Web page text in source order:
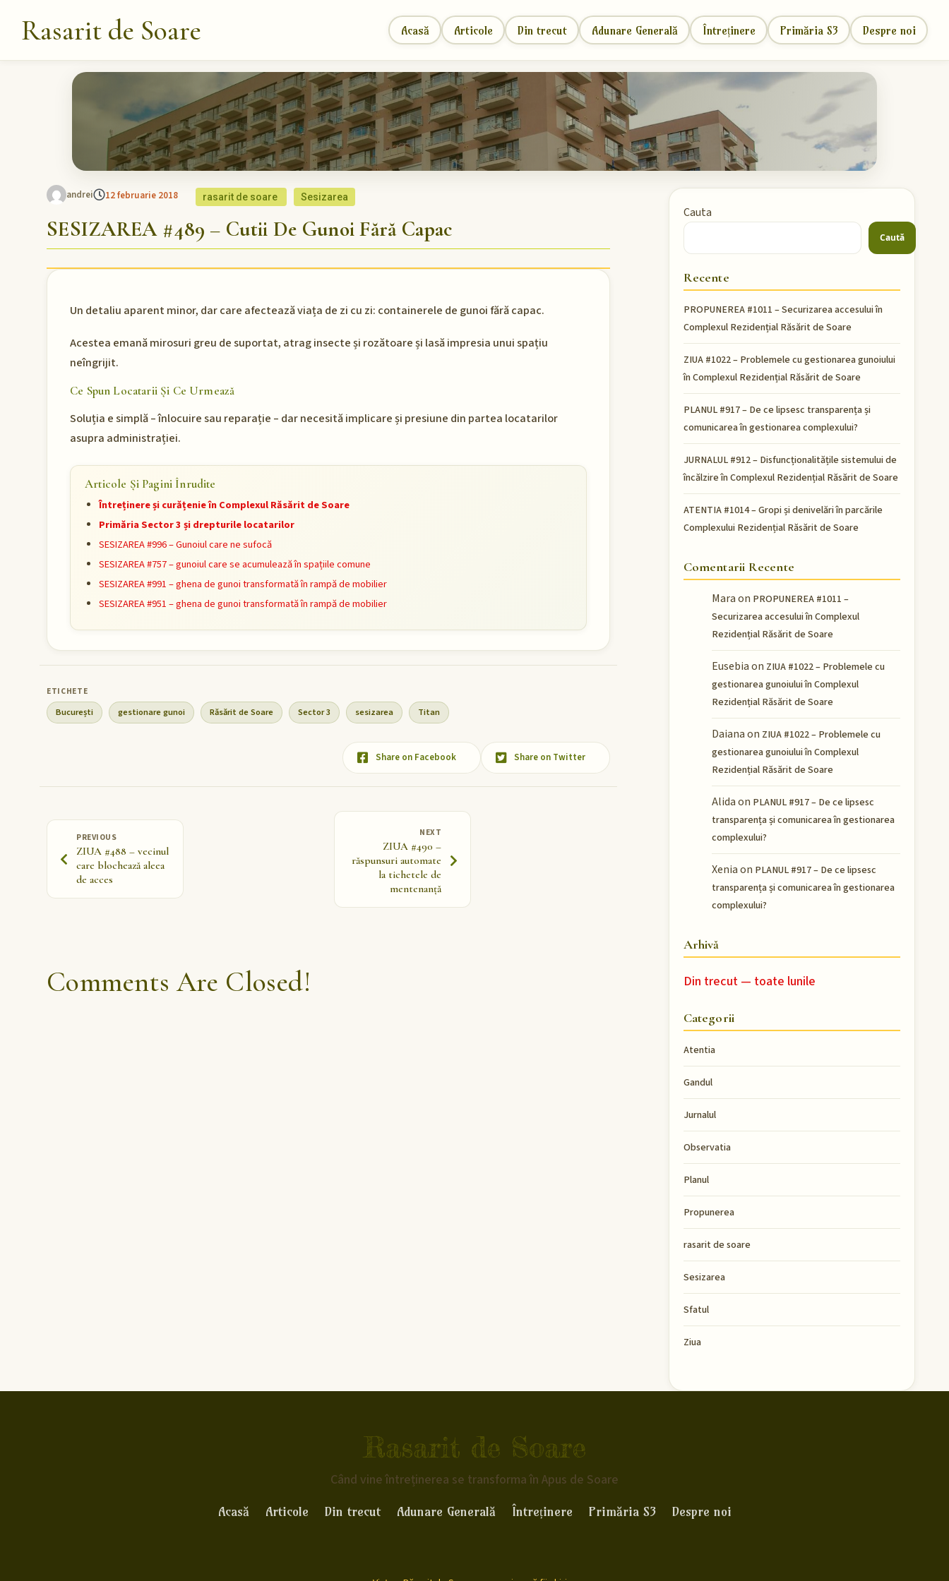
Rasarit de Soare Acasă Articole Din trecut Adunare Generală Întreținere Primăria S3 Despre noi
andrei 12 februarie 2018 rasarit de soare Sesizarea
SESIZAREA #489 – Cutii De Gunoi Fără Capac
Un detaliu aparent minor, dar care afectează viața de zi cu zi: containerele de gunoi fără capac.
Acestea emană mirosuri greu de suportat, atrag insecte și rozătoare și lasă impresia unui spațiu
neîngrijit.
Ce Spun Locatarii Și Ce Urmează
Soluția e simplă – înlocuire sau reparație – dar necesită implicare și presiune din partea locatarilor
asupra administrației.
Articole Și Pagini Înrudite
Întreținere și curățenie în Complexul Răsărit de Soare
Primăria Sector 3 și drepturile locatarilor
SESIZAREA #996 – Gunoiul care ne sufocă
SESIZAREA #757 – gunoiul care se acumulează în spațiile comune
SESIZAREA #991 – ghena de gunoi transformată în rampă de mobilier
SESIZAREA #951 – ghena de gunoi transformată în rampă de mobilier
București gestionare gunoi Răsărit de Soare Sector 3 sesizarea Titan
Share on Facebook Share on Twitter
PREVIOUS
ZIUA #488 – vecinul
care blochează aleea
de acces
NEXT
ZIUA #490 –
răspunsuri automate
la tichetele de
mentenanță
Comments Are Closed!
Cauta
Caută
Recente
PROPUNEREA #1011 – Securizarea accesului în
Complexul Rezidențial Răsărit de Soare
ZIUA #1022 – Problemele cu gestionarea gunoiului
în Complexul Rezidențial Răsărit de Soare
PLANUL #917 – De ce lipsesc transparența și
comunicarea în gestionarea complexului?
JURNALUL #912 – Disfuncționalitățile sistemului de
încălzire în Complexul Rezidențial Răsărit de Soare
ATENTIA #1014 – Gropi și denivelări în parcările
Complexului Rezidențial Răsărit de Soare
Comentarii Recente
Maraon PROPUNEREA #1011 –
Securizarea accesului în Complexul
Rezidențial Răsărit de Soare
Eusebiaon ZIUA #1022 – Problemele cu
gestionarea gunoiului în Complexul
Rezidențial Răsărit de Soare
Daianaon ZIUA #1022 – Problemele cu
gestionarea gunoiului în Complexul
Rezidențial Răsărit de Soare
Alidaon PLANUL #917 – De ce lipsesc
transparența și comunicarea în gestionarea
complexului?
Xeniaon PLANUL #917 – De ce lipsesc
transparența și comunicarea în gestionarea
complexului?
Arhivă
Din trecut — toate lunile
Categorii
Atentia
Gandul
Jurnalul
Observatia
Planul
Propunerea
rasarit de soare
Sesizarea
Sfatul
Ziua
Rasarit de Soare
Când vine întreținerea se transforma în Apus de Soare
Acasă Articole Din trecut Adunare Generală Întreținere Primăria S3 Despre noi